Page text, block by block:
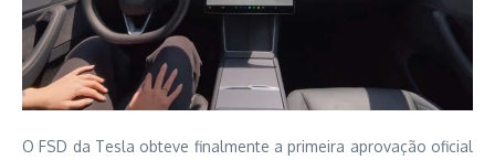
O FSD da Tesla obteve finalmente a primeira aprovação oficial